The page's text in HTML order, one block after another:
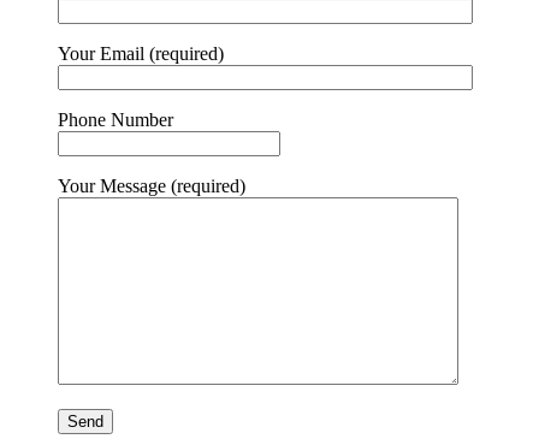
Your Email (required)
Phone Number
Your Message (required)